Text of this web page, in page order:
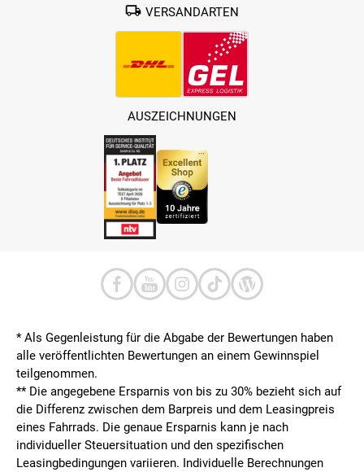
VERSANDARTEN
AUSZEICHNUNGEN
* Als Gegenleistung für die Abgabe der Bewertungen haben
alle veröffentlichten Bewertungen an einem Gewinnspiel
teilgenommen.
** Die angegebene Ersparnis von bis zu 30% bezieht sich auf
die Differenz zwischen dem Barpreis und dem Leasingpreis
eines Fahrrads. Die genaue Ersparnis kann je nach
individueller Steuersituation und den spezifischen
Leasingbedingungen variieren. Individuelle Berechnungen